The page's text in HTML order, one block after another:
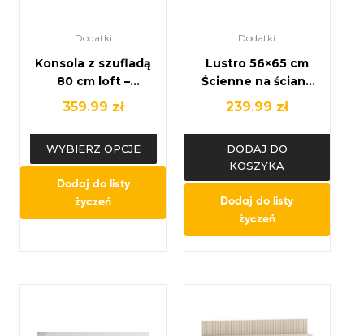
Dodatki
Konsola z szufladą
80 cm loft –
metalowa,
kolory
359.99 zł
WYBIERZ OPCJE
Dodaj do listy
życzeń
Dodatki
Lustro 56×65 cm
Ścienne na ścianę
do Pokoju
239.99 zł
DODAJ DO
KOSZYKA
Dodaj do listy
życzeń